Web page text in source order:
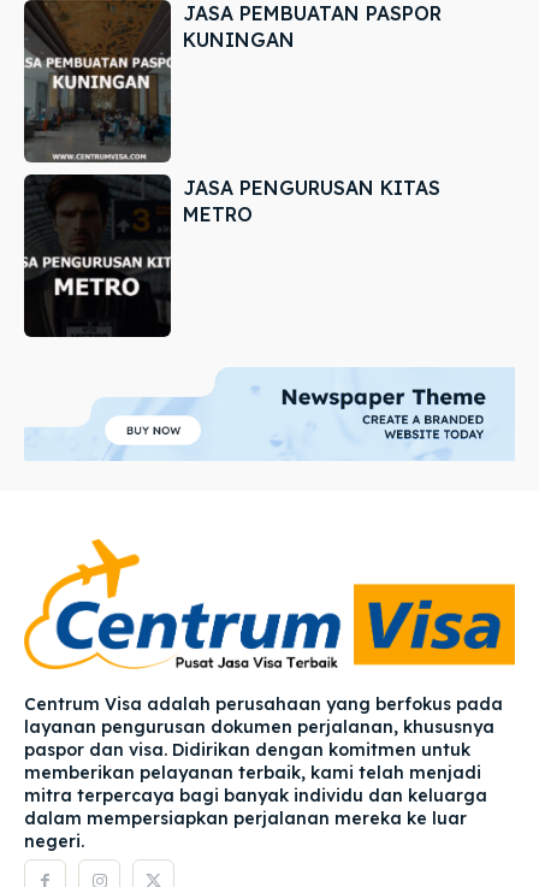
JASA PEMBUATAN PASPOR
KUNINGAN
JASA PENGURUSAN KITAS
METRO
Centrum Visa adalah perusahaan yang berfokus pada
layanan pengurusan dokumen perjalanan, khususnya
paspor dan visa. Didirikan dengan komitmen untuk
memberikan pelayanan terbaik, kami telah menjadi
mitra terpercaya bagi banyak individu dan keluarga
dalam mempersiapkan perjalanan mereka ke luar
negeri.